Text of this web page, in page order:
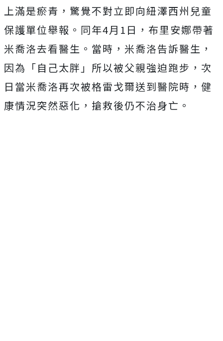
上滿是瘀青，驚覺不對立即向紐澤西州兒童
保護單位舉報。同年4月1日，布里安娜帶著
米喬洛去看醫生。當時，米喬洛告訴醫生，
因為「自己太胖」所以被父親強迫跑步，次
日當米喬洛再次被格雷戈爾送到醫院時，健
康情況突然惡化，搶救後仍不治身亡。